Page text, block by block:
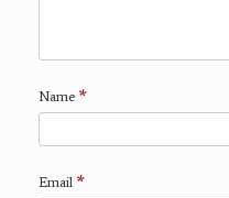
Name *
Email *